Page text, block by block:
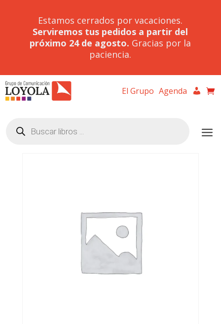
Estamos cerrados por vacaciones.
Serviremos tus pedidos a partir del
próximo 24 de agosto. Gracias por la
paciencia.
El Grupo Agenda
productos